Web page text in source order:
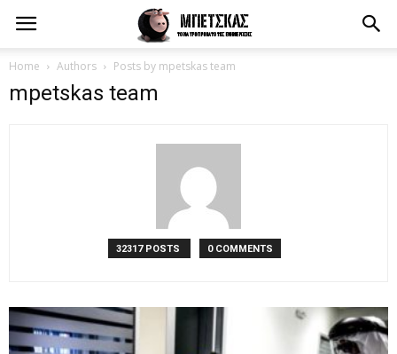
Home Authors Posts by mpetskas team
mpetskas team
32317 POSTS 0 COMMENTS